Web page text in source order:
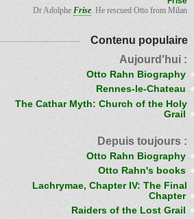
Dr Adolphe Frise. He rescued Otto from Milan
Contenu populaire
Aujourd'hui :
Otto Rahn Biography
Rennes-le-Chateau
The Cathar Myth: Church of the Holy
Grail
Depuis toujours :
Otto Rahn Biography
Otto Rahn's books
Lachrymae, Chapter IV: The Final
Chapter
Raiders of the Lost Grail